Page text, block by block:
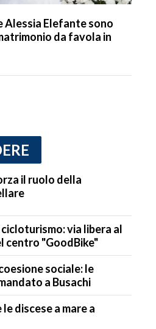
Alessia Elefante sono
da favola in
il ruolo della
via libera al
centro "GoodBike"
sociale: le
a Busachi
discese a mare a